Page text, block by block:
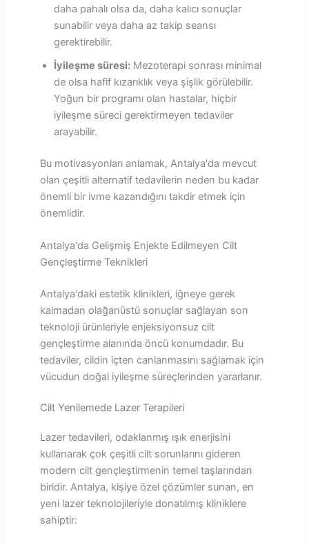
daha pahalı olsa da, daha kalıcı sonuçlar
sunabilir veya daha az takip seansı
gerektirebilir.
İyileşme süresi:Mezoterapi sonrası minimal
de olsa hafif kızarıklık veya şişlik görülebilir.
Yoğun bir programı olan hastalar, hiçbir
iyileşme süreci gerektirmeyen tedaviler
arayabilir.
Bu motivasyonları anlamak, Antalya'da mevcut
olan çeşitli alternatif tedavilerin neden bu kadar
önemli bir ivme kazandığını takdir etmek için
önemlidir.
Antalya'da Gelişmiş Enjekte Edilmeyen Cilt
Gençleştirme Teknikleri
Antalya'daki estetik klinikleri, iğneye gerek
kalmadan olağanüstü sonuçlar sağlayan son
teknoloji ürünleriyle enjeksiyonsuz cilt
gençleştirme alanında öncü konumdadır. Bu
tedaviler, cildin içten canlanmasını sağlamak için
vücudun doğal iyileşme süreçlerinden yararlanır.
Cilt Yenilemede Lazer Terapileri
Lazer tedavileri, odaklanmış ışık enerjisini
kullanarak çok çeşitli cilt sorunlarını gideren
modern cilt gençleştirmenin temel taşlarından
biridir. Antalya, kişiye özel çözümler sunan, en
yeni lazer teknolojileriyle donatılmış kliniklere
sahiptir: